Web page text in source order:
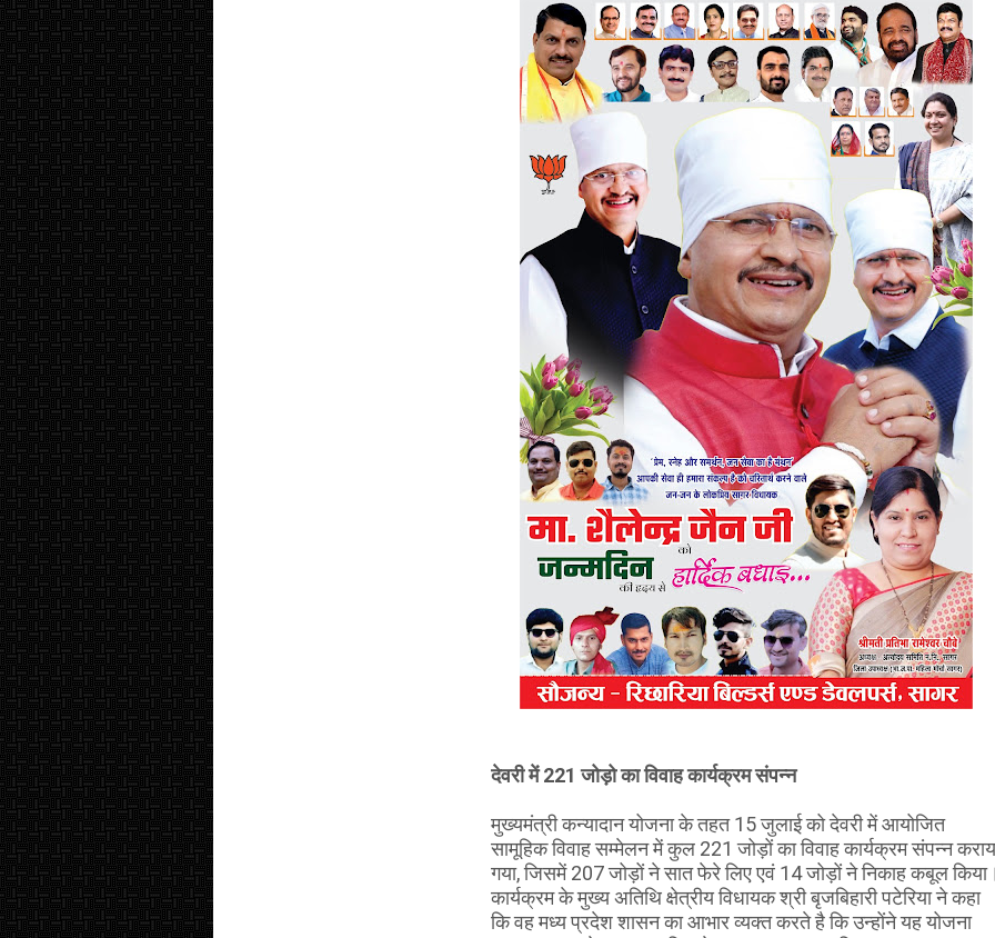
देवरी में 221 जोड़ो का विवाह कार्यक्रम संपन्न
मुख्यमंत्री कन्यादान योजना के तहत 15 जुलाई को देवरी में आयोजित
सामूहिक विवाह सम्मेलन में कुल 221 जोड़ों का विवाह कार्यक्रम संपन्न
गया, जिसमें 207 जोड़ों ने सात फेरे लिए एवं 14 जोड़ों ने निकाह कबूल
कार्यक्रम के मुख्य अतिथि क्षेत्रीय विधायक श्री बृजबिहारी पटेरिया ने कहा
कि वह मध्य प्रदेश शासन का आभार व्यक्त करते है कि उन्होंने यह योजना